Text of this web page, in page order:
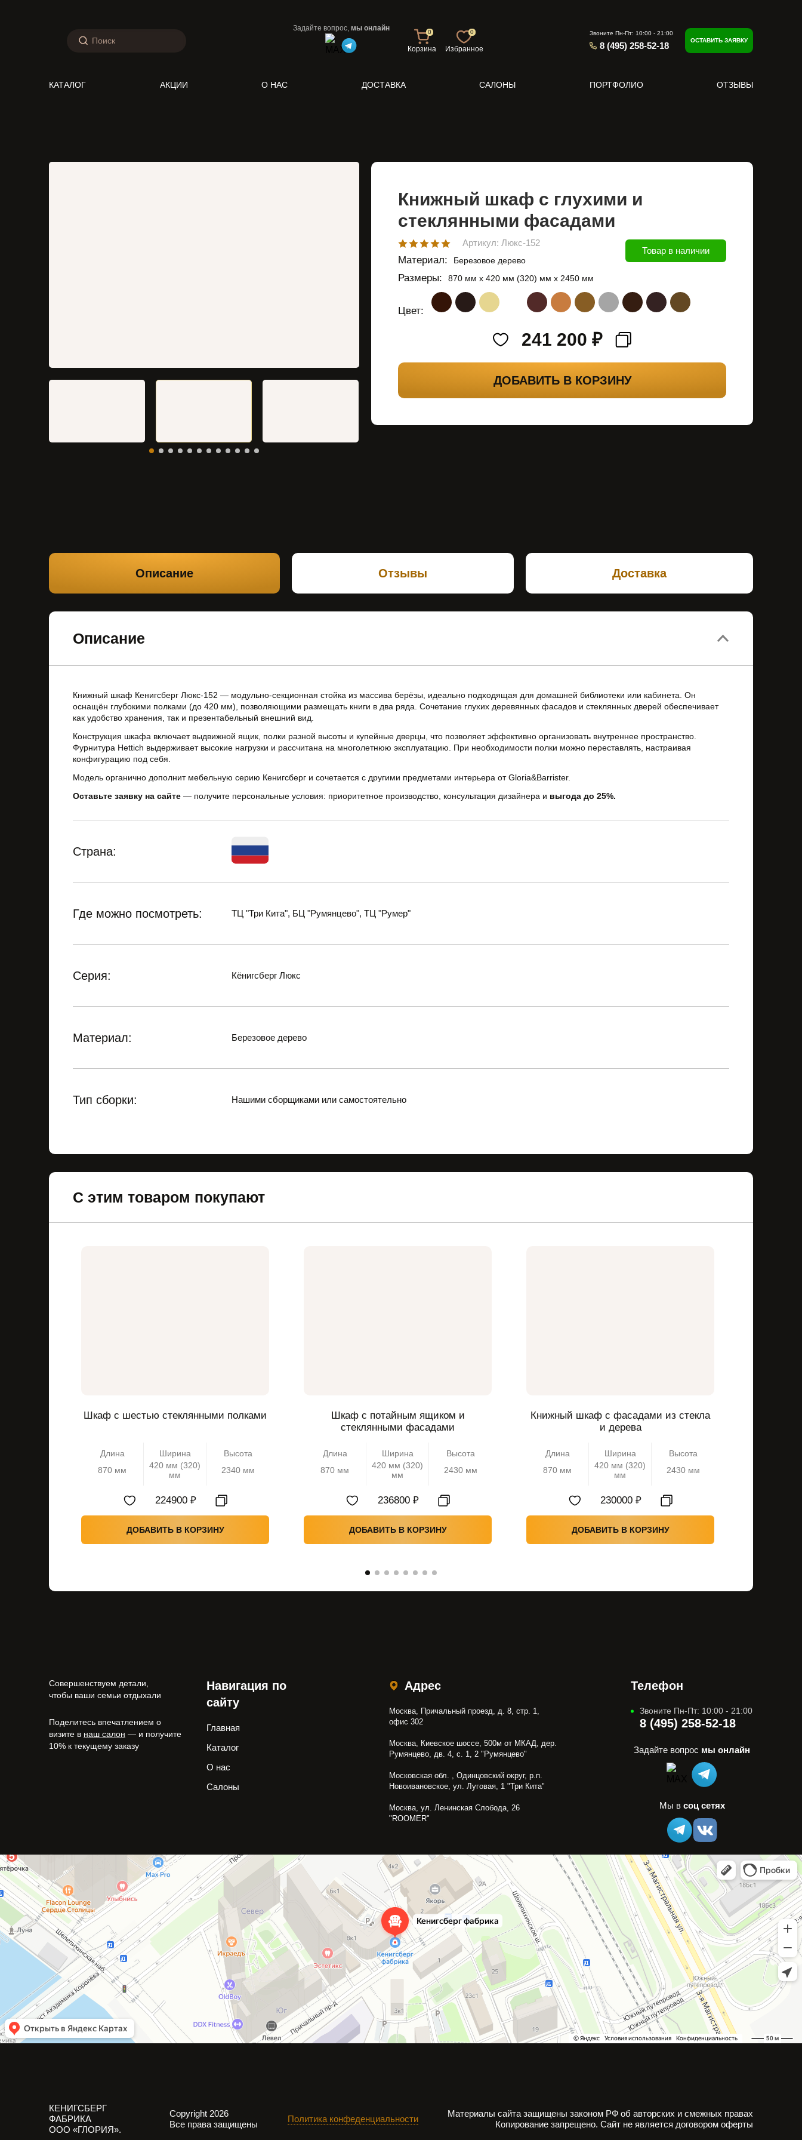
Задайте вопрос, мы онлайн 0
Корзина
0
Избранное
Звоните Пн-Пт: 10:00 - 21:00
8 (495) 258-52-18
ОСТАВИТЬ ЗАЯВКУ
КАТАЛОГ АКЦИИ О НАС ДОСТАВКА САЛОНЫ ПОРТФОЛИО ОТЗЫВЫ
Книжный шкаф с глухими и
стеклянными фасадами
Товар в наличии
Артикул: Люкс-152
Материал: Березовое дерево
Размеры: 870 мм х 420 мм (320) мм х 2450 мм
Цвет:
241 200 ₽
ДОБАВИТЬ В КОРЗИНУ
Описание Отзывы Доставка
Описание
Книжный шкаф Кенигсберг Люкс-152 — модульно-секционная стойка из массива берёзы, идеально подходящая для домашней библиотеки или кабинета. Он
оснащён глубокими полками (до 420 мм), позволяющими размещать книги в два ряда. Сочетание глухих деревянных фасадов и стеклянных дверей обеспечивает
как удобство хранения, так и презентабельный внешний вид.
Конструкция шкафа включает выдвижной ящик, полки разной высоты и купейные дверцы, что позволяет эффективно организовать внутреннее пространство.
Фурнитура Hettich выдерживает высокие нагрузки и рассчитана на многолетнюю эксплуатацию. При необходимости полки можно переставлять, настраивая
конфигурацию под себя.
Модель органично дополнит мебельную серию Кенигсберг и сочетается с другими предметами интерьера от Gloria&Barrister.
Оставьте заявку на сайте — получите персональные условия: приоритетное производство, консультация дизайнера и выгода до 25%.
Страна:
Где можно посмотреть: ТЦ "Три Кита", БЦ "Румянцево", ТЦ "Румер"
Серия: Кёнигсберг Люкс
Материал: Березовое дерево
Тип сборки: Нашими сборщиками или самостоятельно
С этим товаром покупают
Шкаф с шестью стеклянными полками
Длина
870 мм
Ширина
420 мм (320)
мм
Высота
2340 мм
224900 ₽
ДОБАВИТЬ В КОРЗИНУ
Шкаф с потайным ящиком и
стеклянными фасадами
Длина
870 мм
Ширина
420 мм (320)
мм
Высота
2430 мм
236800 ₽
ДОБАВИТЬ В КОРЗИНУ
Книжный шкаф с фасадами из стекла
и дерева
Длина
870 мм
Ширина
420 мм (320)
мм
Высота
2430 мм
230000 ₽
ДОБАВИТЬ В КОРЗИНУ
Совершенствуем детали,
чтобы ваши семьи отдыхали
Поделитесь впечатлением о
визите в наш салон — и получите
10% к текущему заказу
Навигация по
сайту
Главная
Каталог
О нас
Салоны
Адрес
Москва, Причальный проезд, д. 8, стр. 1,
офис 302
Москва, Киевское шоссе, 500м от МКАД, дер.
Румянцево, дв. 4, с. 1, 2 "Румянцево"
Московская обл. , Одинцовский округ, р.п.
Новоивановское, ул. Луговая, 1 "Три Кита"
Москва, ул. Ленинская Слобода, 26
"ROOMER"
Телефон
Звоните Пн-Пт: 10:00 - 21:00
8 (495) 258-52-18
Задайте вопрос мы онлайн
Мы в соц сетях
КЕНИГСБЕРГ
ФАБРИКА
ООО «ГЛОРИЯ».
Copyright 2026
Все права защищены
Политика конфеденциальности
Материалы сайта защищены законом РФ об авторских и смежных правах
Копирование запрещено. Сайт не является договором оферты